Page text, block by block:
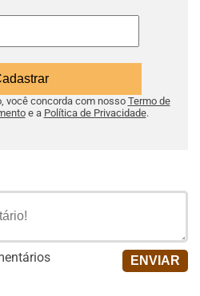
você concorda com nosso Termo de
e a Política de Privacidade.